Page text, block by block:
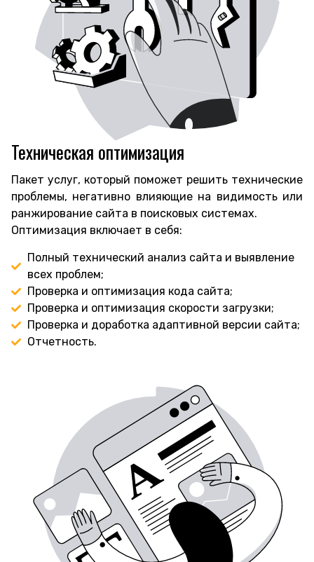
Техническая оптимизация
Пакет услуг, который поможет решить технические
проблемы, негативно влияющие на видимость или
ранжирование сайта в поисковых системах.
Оптимизация включает в себя:
Полный технический анализ сайта и выявление
всех проблем;
Проверка и оптимизация кода сайта;
Проверка и оптимизация скорости загрузки;
Проверка и доработка адаптивной версии сайта;
Отчетность.